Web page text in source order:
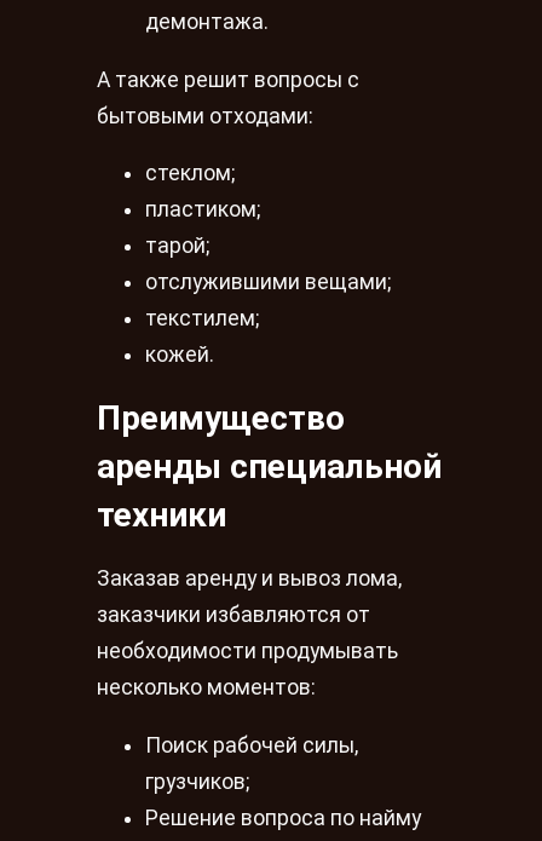
демонтажа.
А также решит вопросы с
бытовыми отходами:
стеклом;
пластиком;
тарой;
отслужившими вещами;
текстилем;
кожей.
Преимущество
аренды специальной
техники
Заказав аренду и вывоз лома,
заказчики избавляются от
необходимости продумывать
несколько моментов:
Поиск рабочей силы,
грузчиков;
Решение вопроса по найму